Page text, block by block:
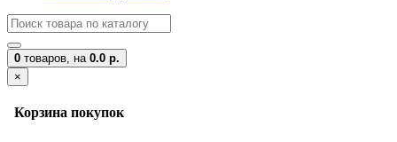
0 товаров, на 0.0 р.
×
Корзина покупок